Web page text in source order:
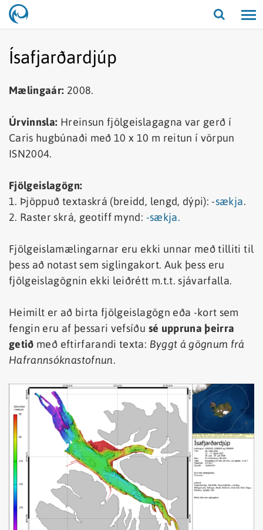
Opna/
Ísafjarðardjúp
Mælingaár: 2008.
Úrvinnsla: Hreinsun fjölgeislagagna var gerð í
Caris hugbúnaði með 10 x 10 m reitun í vörpun
ISN2004.
Fjölgeislagögn:
1. Þjöppuð textaskrá (breidd, lengd, dýpi): -sækja.
2. Raster skrá, geotiff mynd: -sækja.
Fjölgeislamælingarnar eru ekki unnar með tilliti til
þess að notast sem siglingakort. Auk þess eru
fjölgeislagögnin ekki leiðrétt m.t.t. sjávarfalla.
Heimilt er að birta fjölgeislagögn eða -kort sem
fengin eru af þessari vefsíðu sé uppruna þeirra
getið með eftirfarandi texta: Byggt á gögnum frá
Hafrannsóknastofnun.